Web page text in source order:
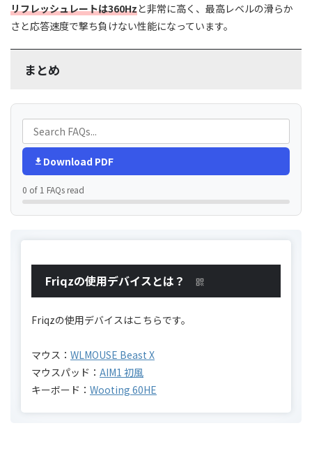
リフレッシュレートは360Hzと非常に高く、最高レベルの滑らか
さと応答速度で撃ち負けない性能になっています。
まとめ
Download PDF
0 of 1 FAQs read
Friqzの使用デバイスとは？
Friqzの使用デバイスはこちらです。
マウス： WLMOUSE Beast X
マウスパッド： AIM1 初風
キーボード： Wooting 60HE